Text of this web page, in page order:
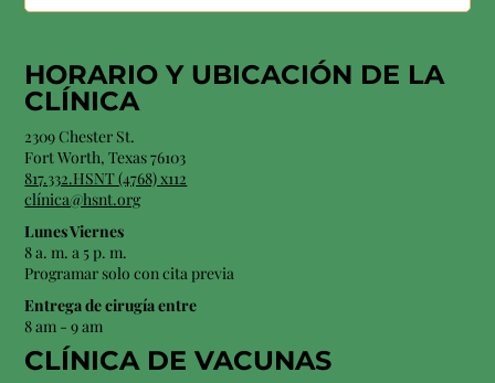
HORARIO Y UBICACIÓN DE LA
CLÍNICA
2309 Chester St.
Fort Worth, Texas 76103
817.332.HSNT (4768) x112
clínica@hsnt.org
Lunes Viernes
8 a. m. a 5 p. m.
Programar solo con cita previa
Entrega de cirugía entre
8 am - 9 am
CLÍNICA DE VACUNAS